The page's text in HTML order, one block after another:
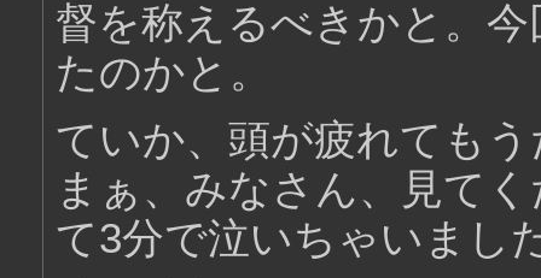
督を称えるべきかと。
たのかと。
ていか、頭が疲れても
まぁ、みなさん、見て
て3分で泣いちゃいまし